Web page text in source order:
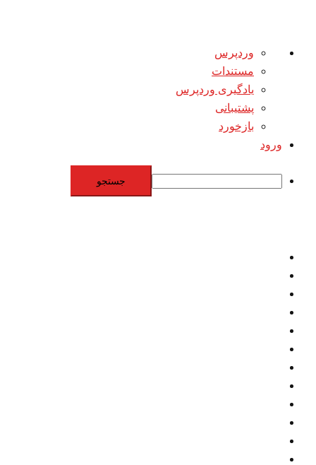
درباره
وردپرس
وردپرس
مستندات
یادگیری وردپرس
پشتیبانی
بازخورد
ورود
جستجو